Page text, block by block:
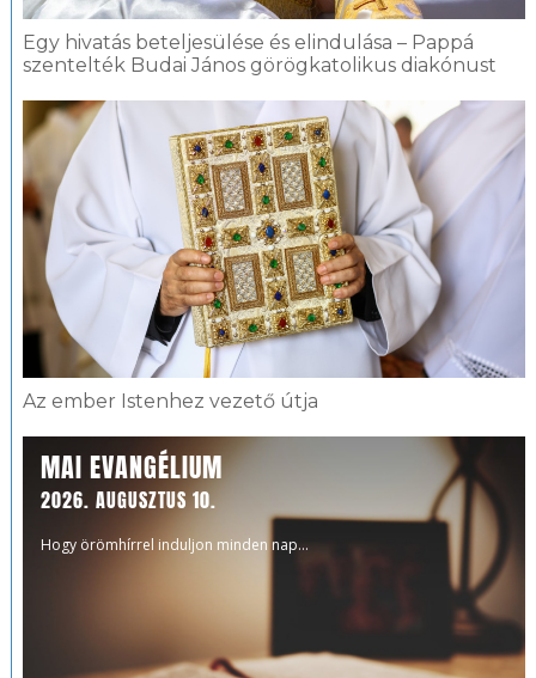
Egy hivatás beteljesülése és elindulása – Pappá
szentelték Budai János görögkatolikus diakónust
Az ember Istenhez vezető útja
MAI EVANGÉLIUM
2026. AUGUSZTUS 10.
Hogy örömhírrel induljon minden nap...